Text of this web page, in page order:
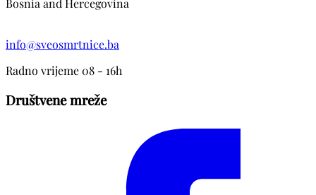
Bosnia and Hercegovina
info@sveosmrtnice.ba
Radno vrijeme 08 - 16h
Društvene mreže